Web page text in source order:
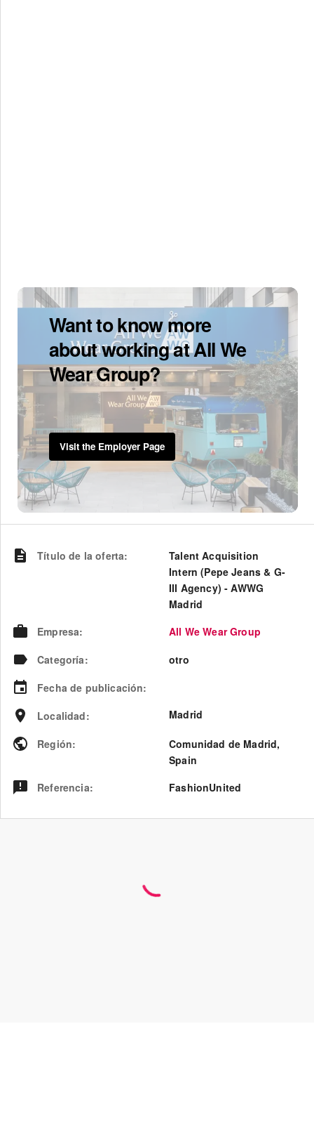
Want to know more
about working at All We
Wear Group?
Visit the Employer Page
Título de la oferta:
Talent Acquisition
Intern (Pepe Jeans & G-
III Agency) - AWWG
Madrid
Empresa:
All We Wear Group
Categoría:
otro
Fecha de publicación:
Localidad: Madrid
Región: Comunidad de Madrid,
Spain
Referencia: FashionUnited